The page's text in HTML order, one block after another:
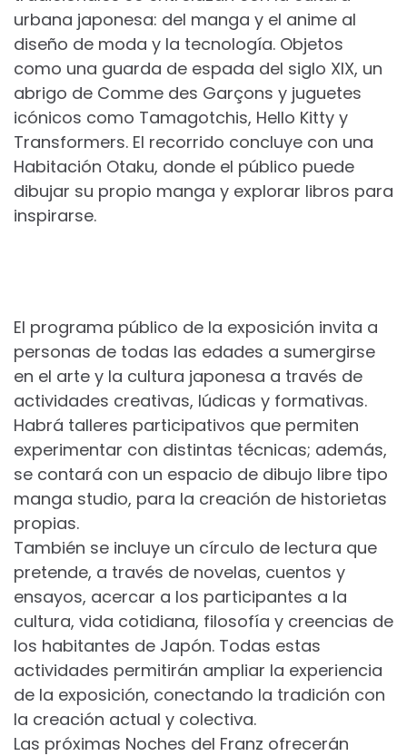
urbana japonesa: del manga y el anime al
diseño de moda y la tecnología. Objetos
como una guarda de espada del siglo XIX, un
abrigo de Comme des Garçons y juguetes
icónicos como Tamagotchis, Hello Kitty y
Transformers. El recorrido concluye con una
Habitación Otaku, donde el público puede
dibujar su propio manga y explorar libros para
inspirarse.
El programa público de la exposición invita a
personas de todas las edades a sumergirse
en el arte y la cultura japonesa a través de
actividades creativas, lúdicas y formativas.
Habrá talleres participativos que permiten
experimentar con distintas técnicas; además,
se contará con un espacio de dibujo libre tipo
manga studio, para la creación de historietas
propias.
También se incluye un círculo de lectura que
pretende, a través de novelas, cuentos y
ensayos, acercar a los participantes a la
cultura, vida cotidiana, filosofía y creencias de
los habitantes de Japón. Todas estas
actividades permitirán ampliar la experiencia
de la exposición, conectando la tradición con
la creación actual y colectiva.
Las próximas Noches del Franz ofrecerán